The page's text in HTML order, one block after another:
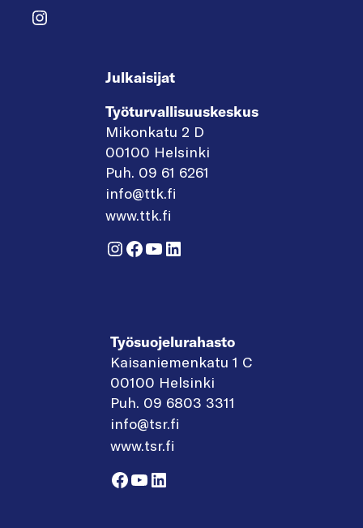
Instagram
Julkaisijat
Työturvallisuuskeskus
Mikonkatu 2 D
00100 Helsinki
Puh. 09 61 6261
info@ttk.fi
www.ttk.fi
Instagram
Facebook
YouTube
LinkedIn
Työsuojelurahasto
Kaisaniemenkatu 1 C
00100 Helsinki
Puh. 09 6803 3311
info@tsr.fi
www.tsr.fi
Facebook
YouTube
LinkedIn